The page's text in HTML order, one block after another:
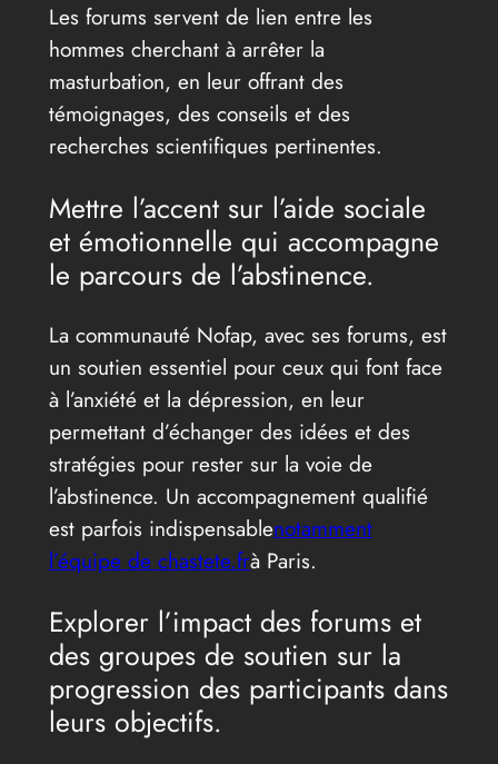
Les forums servent de lien entre les
hommes cherchant à arrêter la
masturbation, en leur offrant des
témoignages, des conseils et des
recherches scientifiques pertinentes.
Mettre l’accent sur l’aide sociale
et émotionnelle qui accompagne
le parcours de l’abstinence.
La communauté Nofap, avec ses forums, est
un soutien essentiel pour ceux qui font face
à l’anxiété et la dépression, en leur
permettant d’échanger des idées et des
stratégies pour rester sur la voie de
l’abstinence. Un accompagnement qualifié
est parfois indispensablenotamment
l’équipe de chastete.frà Paris.
Explorer l’impact des forums et
des groupes de soutien sur la
progression des participants dans
leurs objectifs.